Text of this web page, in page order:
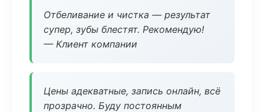
Отбеливание и чистка — результат
супер, зубы блестят. Рекомендую!
— Клиент компании
Цены адекватные, запись онлайн, всё
прозрачно. Буду постоянным